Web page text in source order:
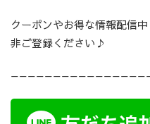
クーポンやお得な情報配信
非ご登録ください♪